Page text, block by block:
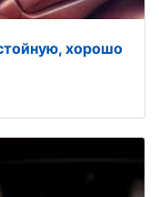
хорошо